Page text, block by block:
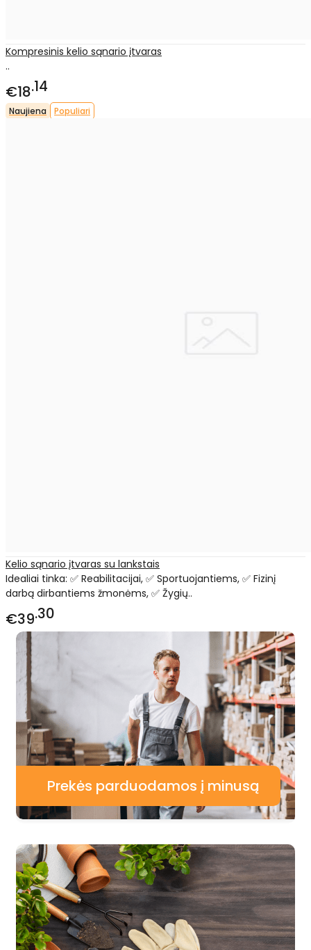
Kompresinis kelio sąnario įtvaras
..
€18 14
Naujiena Populiari
Kelio sąnario įtvaras su lankstais
Idealiai tinka: ✅ Reabilitacijai, ✅ Sportuojantiems, ✅ Fizinį
darbą dirbantiems žmonėms, ✅ Žygių..
€39 30
Prekės parduodamos į minusą